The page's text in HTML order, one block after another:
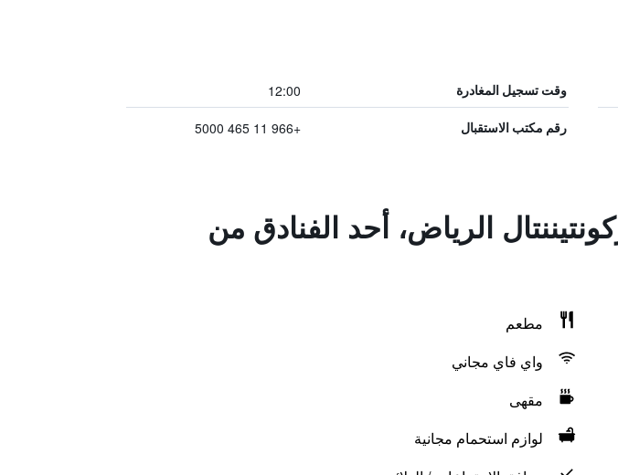
وقت تسجيل المغادرة 12:00
رقم مكتب الاستقبال +966 11 465 5000
الرياض، أحد الفنادق من
مطعم
واي فاي مجاني
مقهى
لوازم استحمام مجانية